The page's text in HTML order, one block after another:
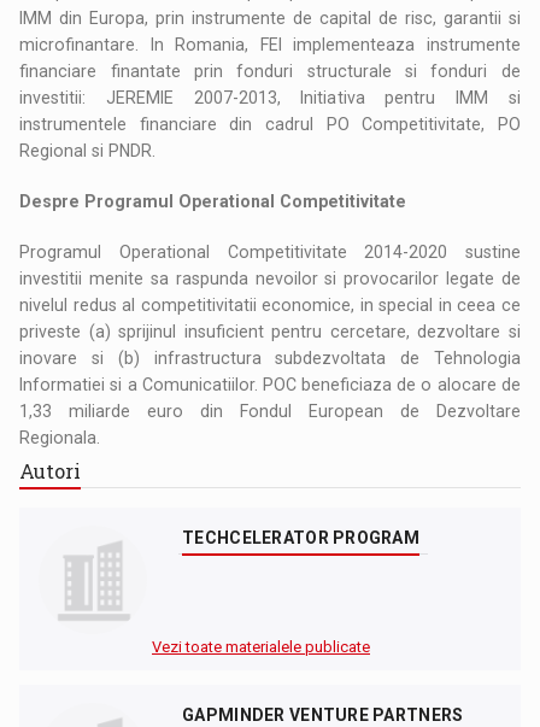
IMM din Europa, prin instrumente de capital de risc, garantii si
microfinantare. In Romania, FEI implementeaza instrumente
financiare finantate prin fonduri structurale si fonduri de
investitii: JEREMIE 2007-2013, Initiativa pentru IMM si
instrumentele financiare din cadrul PO Competitivitate, PO
Regional si PNDR.
Despre Programul Operational Competitivitate
Programul Operational Competitivitate 2014-2020 sustine
investitii menite sa raspunda nevoilor si provocarilor legate de
nivelul redus al competitivitatii economice, in special in ceea ce
priveste (a) sprijinul insuficient pentru cercetare, dezvoltare si
inovare si (b) infrastructura subdezvoltata de Tehnologia
Informatiei si a Comunicatiilor. POC beneficiaza de o alocare de
1,33 miliarde euro din Fondul European de Dezvoltare
Regionala.
Autori
TECHCELERATOR PROGRAM
Vezi toate materialele publicate
GAPMINDER VENTURE PARTNERS